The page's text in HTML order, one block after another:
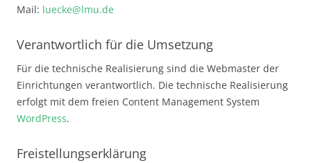
Mail: luecke@lmu.de
Verantwortlich für die Umsetzung
Für die technische Realisierung sind die Webmaster der
Einrichtungen verantwortlich. Die technische Realisierung
erfolgt mit dem freien Content Management System
WordPress.
Freistellungserklärung